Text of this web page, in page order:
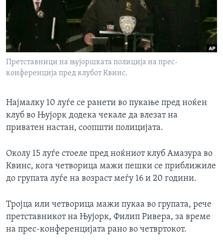
ИНТЕРВЈУА
Јазици
Претставници на њујоршката полиција на прес-
конференција пред клубот Квинс.
Најмалку 10 луѓе се ранети во пукање пред ноќен
клуб во Њујорк додека чекале да влезат на
приватен настан, соопшти полицијата.
Околу 15 луѓе стоеле пред ноќниот клуб Амазура во
Квинс, кога четворица мажи пешки се приближиле
до групата луѓе на возраст меѓу 16 и 20 години.
Тројца или четворица мажи пукаа во групата, рече
претставникот на Њујорк, Филип Ривера, за време
на прес-конференцијата рано во четвртокот.